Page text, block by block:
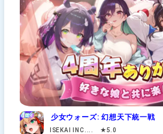
少女ウォーズ: 幻想天下統一戦
ISEKAI INC.... ★5.0